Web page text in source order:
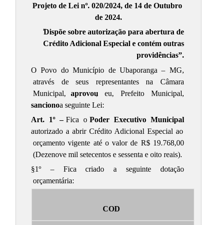
Projeto de Lei nº. 020/2024, de 14 de Outubro
de 2024.
“Dispõe sobre autorização para abertura de
Crédito Adicional Especial e contém outras
providências”.
O Povo do Município de Ubaporanga – MG,
através de seus representantes na Câmara
Municipal,aprovou, eu, Prefeito Municipal,
sancionoa seguinte Lei:
Art. 1º –Fica oPoder Executivo Municipal
autorizado a abrir Crédito Adicional Especial ao
orçamento vigente até o valor de R$ 19.768,00
(Dezenove mil setecentos e sessenta e oito reais).
§1º – Fica criado a seguinte dotação
orçamentária:
COD